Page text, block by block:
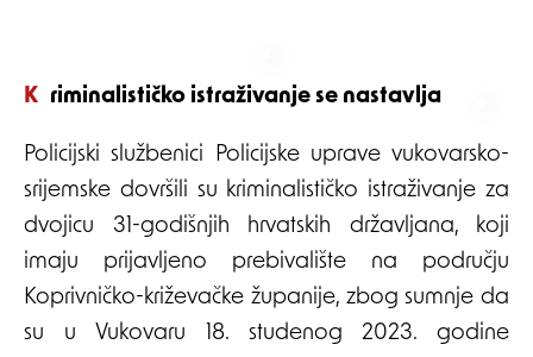
Kriminalističko istraživanje se nastavlja
Policijski službenici Policijske uprave vukovarsko-
srijemske dovršili su kriminalističko istraživanje za
dvojicu 31-godišnjih hrvatskih državljana, koji
imaju prijavljeno prebivalište na području
Koprivničko-križevačke županije, zbog sumnje da
su u Vukovaru 18. studenog 2023. godine